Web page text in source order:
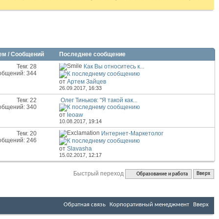
/ Сообщений Последнее сообщение
Тем: 28
344
Как Вы относитесь к...
отАртем Зайцев
26.09.2017, 16:33
Тем: 22
340
Олег Тиньков: "Я такой как...
отleoaw
10.08.2017, 19:14
Тем: 20
246
Интернет-Маркетолог
отSlavasha
15.02.2017, 12:17
Быстрый переход Образование и работа Вверх
Обратная связь Корпоративный менеджмент Вверх